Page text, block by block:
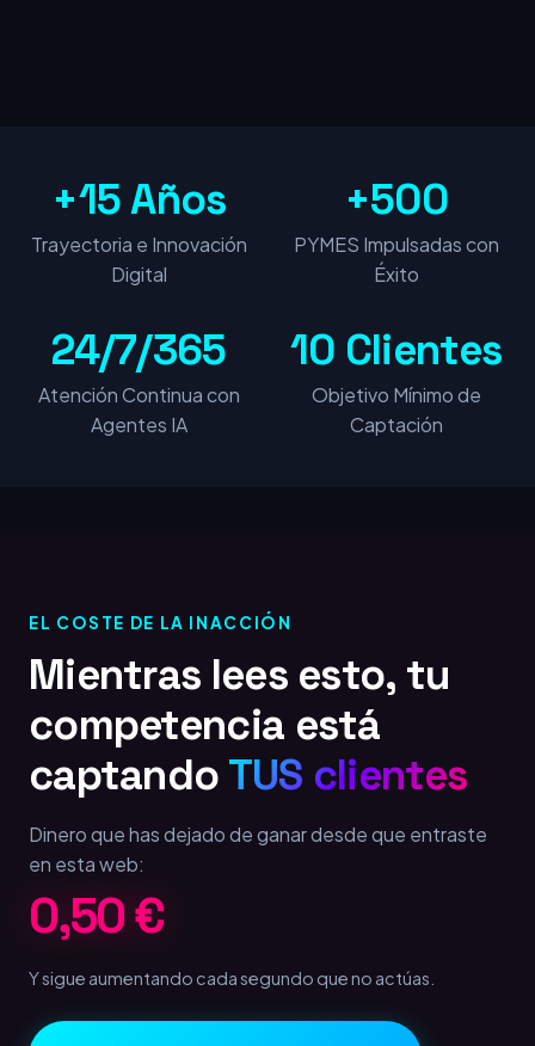
+15 Años
Trayectoria e Innovación
Digital
+500
PYMES Impulsadas con
Éxito
24/7/365
Atención Continua con
Agentes IA
10 Clientes
Objetivo Mínimo de
Captación
EL COSTE DE LA INACCIÓN
Mientras lees esto, tu
competencia está
captando TUS clientes
Dinero que has dejado de ganar desde que entraste
en esta web:
1,00 €
Y sigue aumentando cada segundo que no actúas.